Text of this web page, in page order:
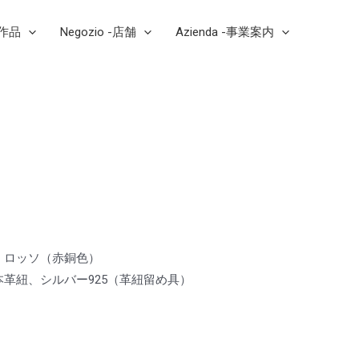
品 Negozio -店舗 Azienda -事業案内
ッソ（赤銅色）
紐、シルバー925（革紐留め具）